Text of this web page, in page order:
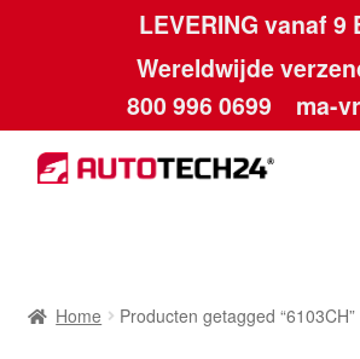
LEVERING vanaf 9
Wereldwijde
800 996 0699 ma-
Ga
door
Ga
naar
Home Producten getagged “6103CH”